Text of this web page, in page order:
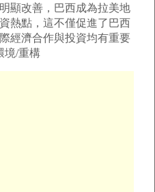
顯改善，巴西成為拉美地
熱點，這不僅促進了巴西
經濟合作與投資均有重要
境/重構